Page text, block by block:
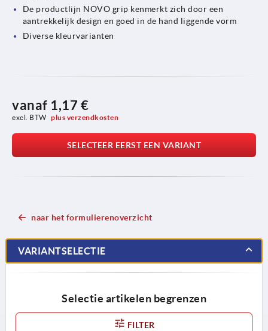
De productlijn NOVO grip kenmerkt zich door een
aantrekkelijk design en goed in de hand liggende vorm
Diverse kleurvarianten
vanaf 1,17 €
excl. BTW plus verzendkosten
SELECTEER EERST EEN VARIANT
naar het formulierenoverzicht
VARIANTSELECTIE
Selectie artikelen begrenzen
FILTER